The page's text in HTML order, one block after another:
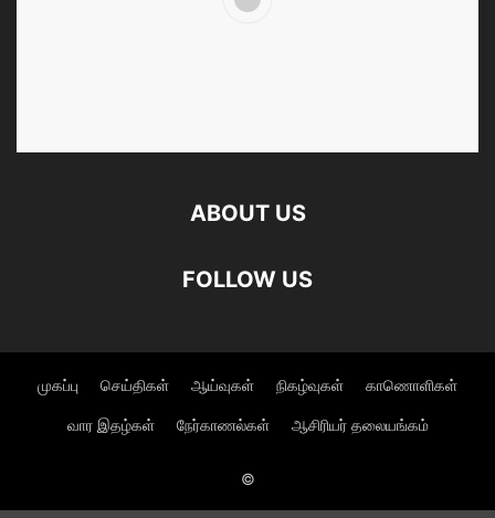
ABOUT US
FOLLOW US
முகப்பு செய்திகள் ஆய்வுகள் நிகழ்வுகள் காணொளிகள்
வார இதழ்கள் நேர்காணல்கள் ஆசிரியர் தலையங்கம்
©